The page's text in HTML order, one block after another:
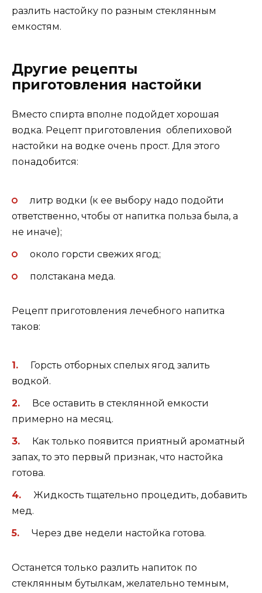
разлить настойку по разным стеклянным
емкостям.
Другие рецепты
приготовления настойки
Вместо спирта вполне подойдет хорошая
водка. Рецепт приготовления облепиховой
настойки на водке очень прост. Для этого
понадобится:
литр водки (к ее выбору надо подойти
ответственно, чтобы от напитка польза была, а
не иначе);
около горсти свежих ягод;
полстакана меда.
Рецепт приготовления лечебного напитка
таков:
Горсть отборных спелых ягод залить
водкой.
Все оставить в стеклянной емкости
примерно на месяц.
Как только появится приятный ароматный
запах, то это первый признак, что настойка
готова.
Жидкость тщательно процедить, добавить
мед.
Через две недели настойка готова.
Останется только разлить напиток по
стеклянным бутылкам, желательно темным,